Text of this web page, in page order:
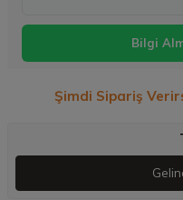
Bilgi
Şimdi Sipariş